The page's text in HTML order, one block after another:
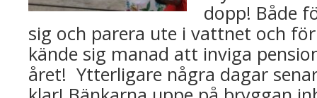
dopp! Både
sig och parera ute i vattnet och
kände sig manad att inviga
året! Ytterligare några dagar